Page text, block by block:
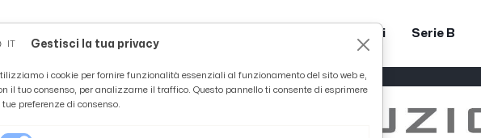
Coppa Teodori Serie B
Gestisci la tua privacy
i cookie per fornire funzionalità essenziali al funzionamento del sito web e,
il tuo consenso, per analizzarne il traffico. Questo pannello ti consente di esprimere
tue preferenze di consenso.